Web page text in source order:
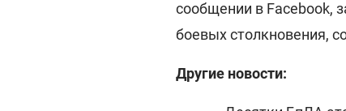
сообщении в Facebook,
боевых столкновения,
Другие новости: